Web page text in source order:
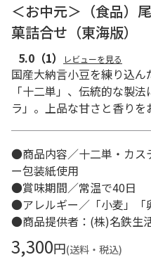
＜お中元＞（食品
菓詰合せ（東海版）
5.0 （1） レビューを見る
国産大納言小豆を練り込
「十二単」、伝統的な製
ラ」。上品な甘さと香りを
●商品内容／十二単・カ
ー包装紙使用
●賞味期間／常温で40日
●アレルギー／「小麦」
●商品提供者：(株)名鉄生
3,300円(送料・税込)